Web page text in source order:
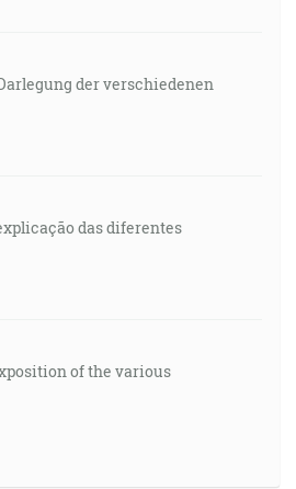
der verschiedenen
das diferentes
of the various